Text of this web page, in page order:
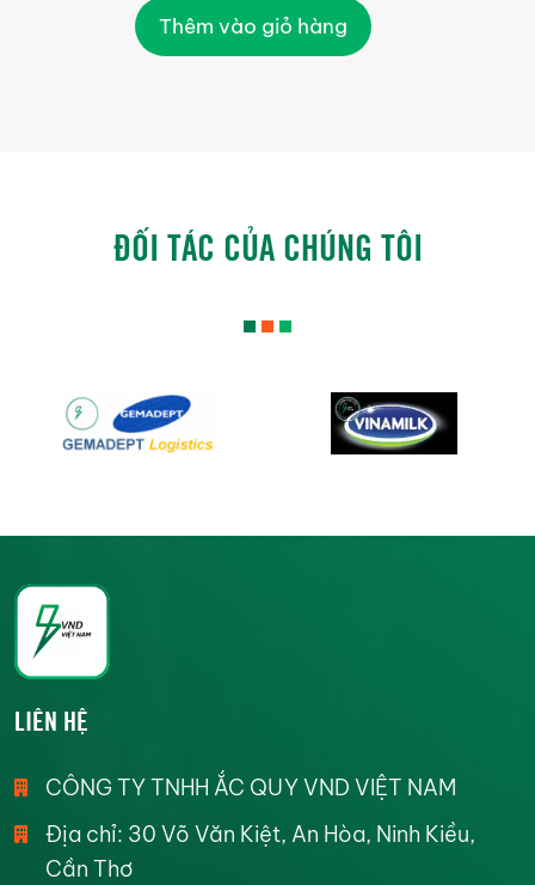
Thêm vào giỏ hàng
ĐỐI TÁC CỦA CHÚNG TÔI
LIÊN HỆ
CÔNG TY TNHH ẮC QUY VND VIỆT NAM
Địa chỉ: 30 Võ Văn Kiệt, An Hòa, Ninh Kiều,
Cần Thơ